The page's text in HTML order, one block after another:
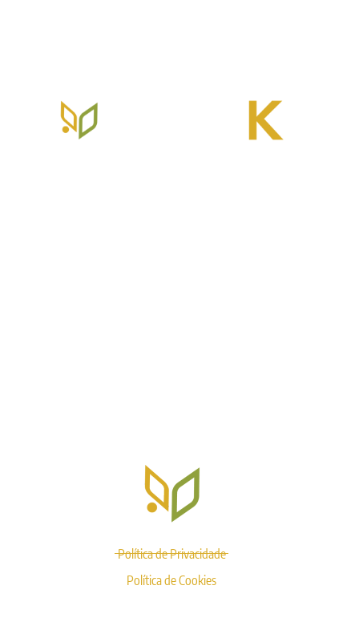
Política de Privacidade
Política de Cookies